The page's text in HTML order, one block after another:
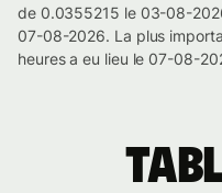
de 0.0355215 le 03-08-
07-08-2026. La plus
heures a eu lieu le 07-08-